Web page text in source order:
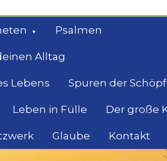
Psalmen
Alltag
Lebens Spuren der
Leben in Fülle Der große
Glaube Kontakt